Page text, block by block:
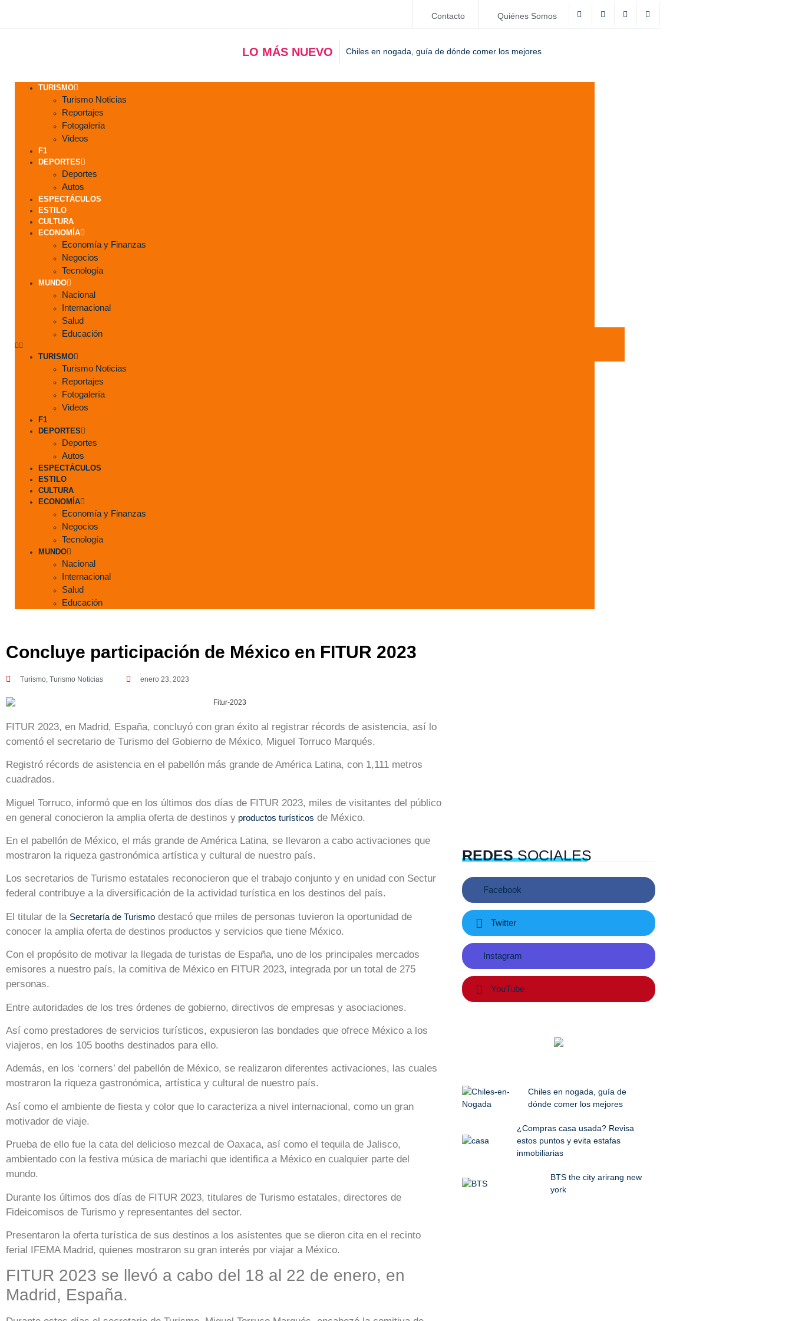
Contacto Quiénes Somos
LO MÁS NUEVO Chiles en nogada, guía de dónde comer los mejores
TURISMO
Turismo Noticias
Reportajes
Fotogalería
Videos
F1
DEPORTES
Deportes
Autos
ESPECTÁCULOS
ESTILO
CULTURA
ECONOMÍA
Economía y Finanzas
Negocios
Tecnología
MUNDO
Nacional
Internacional
Salud
Educación
TURISMO
Turismo Noticias
Reportajes
Fotogalería
Videos
F1
DEPORTES
Deportes
Autos
ESPECTÁCULOS
ESTILO
CULTURA
ECONOMÍA
Economía y Finanzas
Negocios
Tecnología
MUNDO
Nacional
Internacional
Salud
Educación
Concluye participación de México en FITUR 2023
Turismo, Turismo Noticias enero 23, 2023
FITUR 2023, en Madrid, España, concluyó con gran éxito al registrar récords de asistencia, así lo
comentó el secretario de Turismo del Gobierno de México, Miguel Torruco Marqués.
Registró récords de asistencia en el pabellón más grande de América Latina, con 1,111 metros
cuadrados.
Miguel Torruco, informó que en los últimos dos días de FITUR 2023, miles de visitantes del público
en general conocieron la amplia oferta de destinos y productos turísticos de México.
En el pabellón de México, el más grande de América Latina, se llevaron a cabo activaciones que
mostraron la riqueza gastronómica artística y cultural de nuestro país.
Los secretarios de Turismo estatales reconocieron que el trabajo conjunto y en unidad con Sectur
federal contribuye a la diversificación de la actividad turística en los destinos del país.
El titular de la Secretaría de Turismo destacó que miles de personas tuvieron la oportunidad de
conocer la amplia oferta de destinos productos y servicios que tiene México.
Con el propósito de motivar la llegada de turistas de España, uno de los principales mercados
emisores a nuestro país, la comitiva de México en FITUR 2023, integrada por un total de 275
personas.
Entre autoridades de los tres órdenes de gobierno, directivos de empresas y asociaciones.
Así como prestadores de servicios turísticos, expusieron las bondades que ofrece México a los
viajeros, en los 105 booths destinados para ello.
Además, en los ‘corners’ del pabellón de México, se realizaron diferentes activaciones, las cuales
mostraron la riqueza gastronómica, artística y cultural de nuestro país.
Así como el ambiente de fiesta y color que lo caracteriza a nivel internacional, como un gran
motivador de viaje.
Prueba de ello fue la cata del delicioso mezcal de Oaxaca, así como el tequila de Jalisco,
ambientado con la festiva música de mariachi que identifica a México en cualquier parte del
mundo.
Durante los últimos dos días de FITUR 2023, titulares de Turismo estatales, directores de
Fideicomisos de Turismo y representantes del sector.
Presentaron la oferta turística de sus destinos a los asistentes que se dieron cita en el recinto
ferial IFEMA Madrid, quienes mostraron su gran interés por viajar a México.
FITUR 2023 se llevó a cabo del 18 al 22 de enero, en
Madrid, España.
REDESSOCIALES
Facebook
Twitter
Instagram
YouTube
Chiles en nogada, guía de
dónde comer los mejores
¿Compras casa usada? Revisa
estos puntos y evita estafas
inmobiliarias
BTS the city arirang new
york